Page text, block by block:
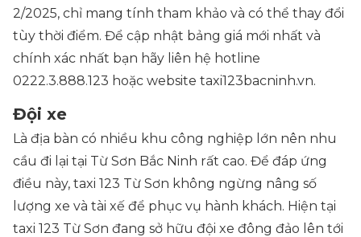
2/2025, chỉ mang tính tham khảo và có thể thay đổi
tùy thời điểm. Để cập nhật bảng giá mới nhất và
chính xác nhất bạn hãy liên hệ hotline
0222.3.888.123 hoặc website taxi123bacninh.vn.
Đội xe
Là địa bàn có nhiều khu công nghiệp lớn nên nhu
cầu đi lại tại Từ Sơn Bắc Ninh rất cao. Để đáp ứng
điều này, taxi 123 Từ Sơn không ngừng nâng số
lượng xe và tài xế để phục vụ hành khách. Hiện tại
taxi 123 Từ Sơn đang sở hữu đội xe đông đảo lên tới